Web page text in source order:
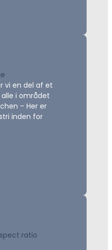
vi en del af et
i området
– Her er
inden for